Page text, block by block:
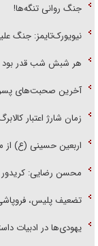
جنگ روانی تنگه‌ها!
نیویورک‌تایمز: جنگ
هر شبش شب قدر بود
آخرین صحبت‌های
زمان شارژ اعتبار
اربعین حسینی (ع) از
محسن رضایی:
تضعیف پلیس،
یهودی‌ها در ادبیات